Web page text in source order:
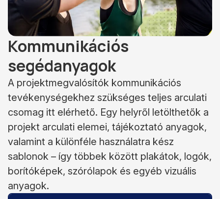
Kommunikációs
segédanyagok
A projektmegvalósítók kommunikációs
tevékenységekhez szükséges teljes arculati
csomag itt elérhető. Egy helyről letölthetők a
projekt arculati elemei, tájékoztató anyagok,
valamint a különféle használatra kész
sablonok – így többek között plakátok, logók,
borítóképek, szórólapok és egyéb vizuális
anyagok.